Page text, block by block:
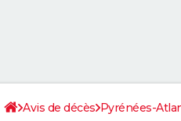
Avis de décès Pyrénées-